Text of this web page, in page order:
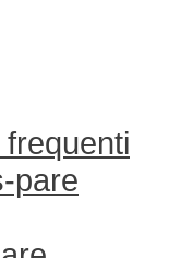
pare